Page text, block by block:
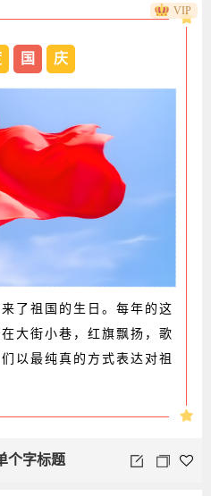
国 庆
了祖国的生日。每年的这
大街小巷，红旗飘扬，歌
以最纯真的方式表达对祖
个字标题
VIP